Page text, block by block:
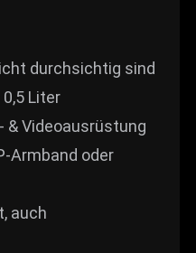
durchsichtig sind
Liter
& Videoausrüstung
Armband oder
auch